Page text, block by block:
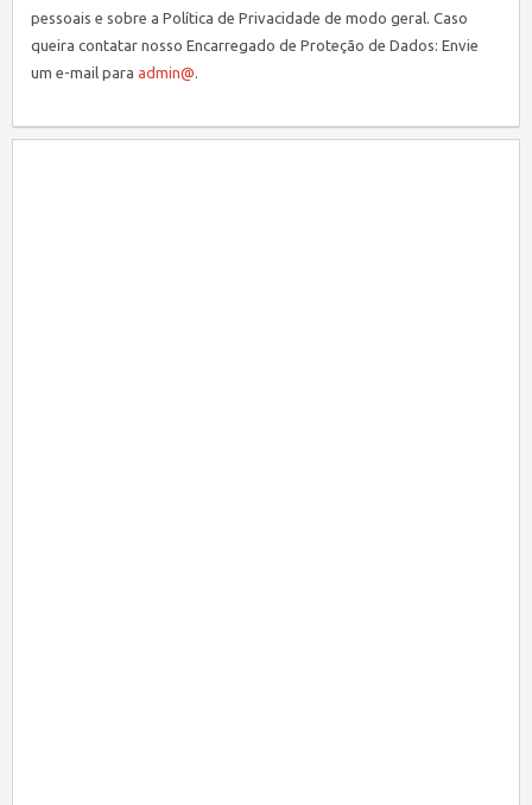
pessoais e sobre a Política de Privacidade de modo geral. Caso
queira contatar nosso Encarregado de Proteção de Dados: Envie
um e-mail para admin@.